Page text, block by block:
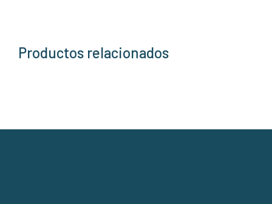
Productos relacionados